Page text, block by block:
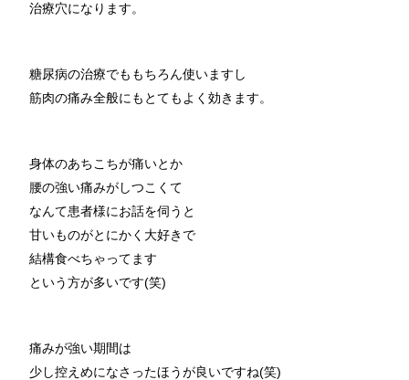
治療穴になります。
糖尿病の治療でももちろん使いますし
筋肉の痛み全般にもとてもよく効きます。
身体のあちこちが痛いとか
腰の強い痛みがしつこくて
なんて患者様にお話を伺うと
甘いものがとにかく大好きで
結構食べちゃってます
という方が多いです(笑)
痛みが強い期間は
少し控えめになさったほうが良いですね(笑)